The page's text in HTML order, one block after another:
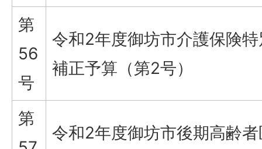
第
56
号
令和2年度御坊市介護保険
補正予算（第2号）
第
令和2年度御坊市後期高齢